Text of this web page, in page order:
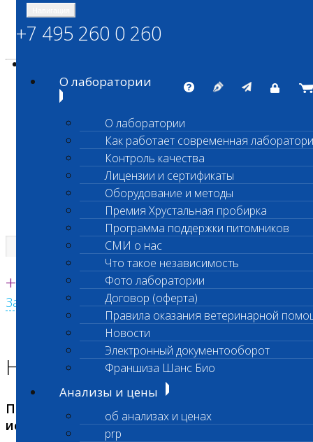
ШАНС БИО
Независимая ветеринарная лаборатория
Единая круглосуточная справочная
+7 495 260 0 260
Заказать звонок с сайта
+7 495 260 0 260
О лаборатории
О лаборатории
Как работает современная
Контроль качества
Лицензии и сертификаты
Оборудование и методы
Премия Хрустальная пробирка
Программа поддержки питомников
СМИ о нас
Что такое независимость
Фото лаборатории
Договор (оферта)
Правила оказания ветеринарной
Новости
Электронный документооборот
Франшиза Шанс Био
Анализы и цены
об анализах и ценах
prp
Главная страница
Новости лаборатории
Приостановка срочных биохимических
исследований